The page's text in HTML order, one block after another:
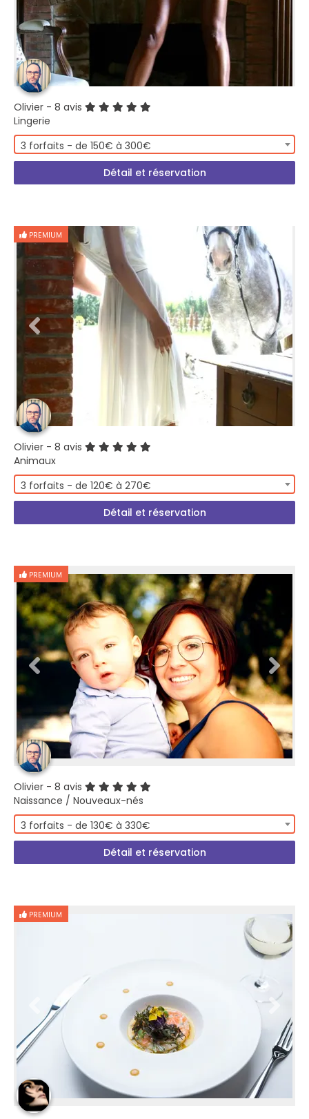
Olivier - 8 avis
Lingerie
3 forfaits - de 150€ à 300€
Détail et réservation
PREMIUM
Olivier - 8 avis
Animaux
3 forfaits - de 120€ à 270€
Détail et réservation
PREMIUM
Olivier - 8 avis
Naissance / Nouveaux-nés
3 forfaits - de 130€ à 330€
Détail et réservation
PREMIUM